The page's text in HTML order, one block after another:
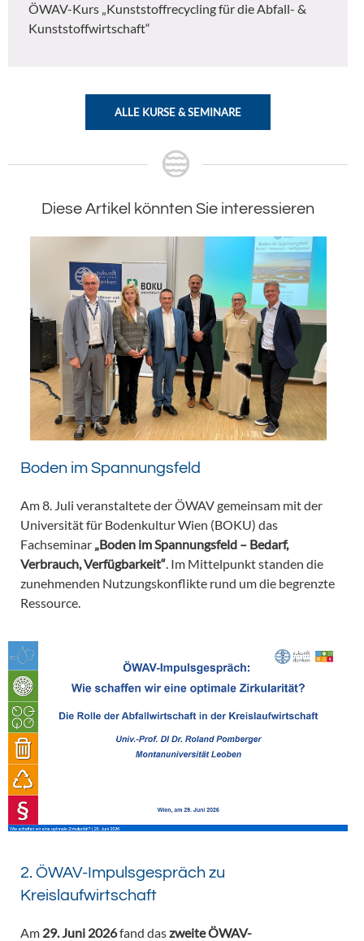
ÖWAV-Kurs „Kunststoffrecycling für die Abfall- &
Kunststoffwirtschaft“
ALLE KURSE & SEMINARE
Diese Artikel könnten Sie interessieren
Boden im Spannungsfeld
Am 8. Juli veranstaltete der ÖWAV gemeinsam mit der
Universität für Bodenkultur Wien (BOKU) das
Fachseminar „Boden im Spannungsfeld – Bedarf,
Verbrauch, Verfügbarkeit“ . Im Mittelpunkt standen die
zunehmenden Nutzungskonflikte rund um die begrenzte
Ressource.
2. ÖWAV-Impulsgespräch zu
Kreislaufwirtschaft
Am 29. Juni 2026fand daszweite ÖWAV-